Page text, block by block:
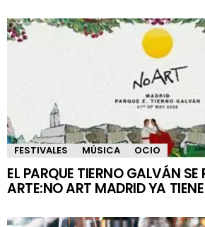
FESTIVALES MÚSICA OCIO
EL PARQUE TIERNO GALVÁN SE
ARTE:NO ART MADRID YA